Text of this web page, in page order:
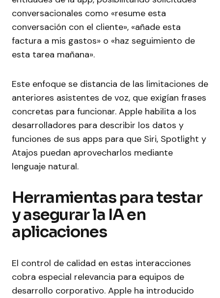
conversacionales como «resume esta
conversación con el cliente», «añade esta
factura a mis gastos» o «haz seguimiento de
esta tarea mañana».
Este enfoque se distancia de las limitaciones de
anteriores asistentes de voz, que exigían frases
concretas para funcionar. Apple habilita a los
desarrolladores para describir los datos y
funciones de sus apps para que Siri, Spotlight y
Atajos puedan aprovecharlos mediante
lenguaje natural.
Herramientas para testar
y asegurar la IA en
aplicaciones
El control de calidad en estas interacciones
cobra especial relevancia para equipos de
desarrollo corporativo. Apple ha introducido